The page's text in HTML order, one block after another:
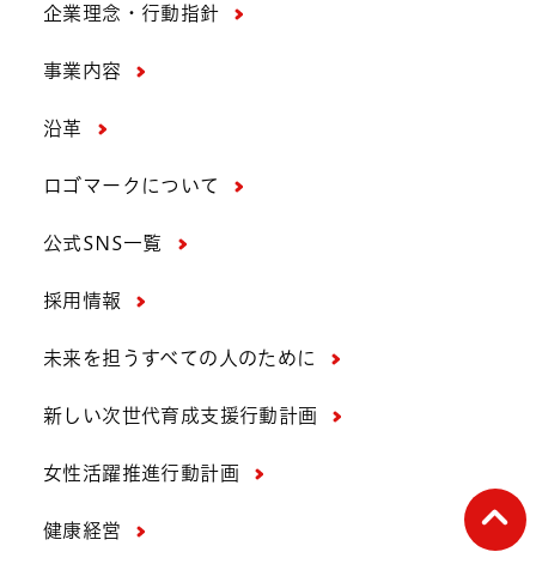
企業理念・行動指針
事業内容
沿革
ロゴマークについて
公式SNS一覧
採用情報
未来を担うすべての人のために
新しい次世代育成支援行動計画
女性活躍推進行動計画
健康経営
ペ